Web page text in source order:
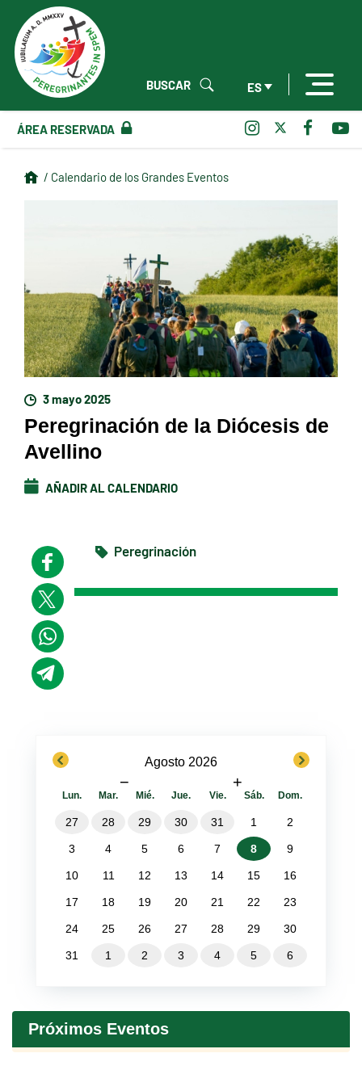
ES
BUSCAR
ÁREA RESERVADA
/ Calendario de los Grandes Eventos
3 mayo 2025
Peregrinación de la Diócesis de
Avellino
AÑADIR AL CALENDARIO
Peregrinación
previous Agosto 2026
− +
next
Lun. Mar. Mié. Jue. Vie. Sáb. Dom.
27 28 29 30 31 1 2
3 4 5 6 7 8 9
10 11 12 13 14 15 16
17 18 19 20 21 22 23
24 25 26 27 28 29 30
31 1 2 3 4 5 6
Próximos Eventos